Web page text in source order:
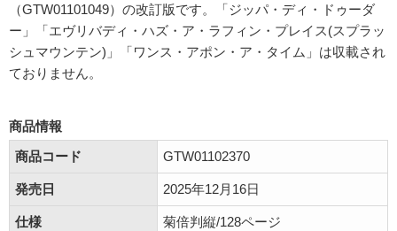
（GTW01101049）の改訂版です。「ジッパ・ディ・ドゥーダ
ー」「エヴリバディ・ハズ・ア・ラフィン・プレイス(スプラッ
シュマウンテン)」「ワンス・アポン・ア・タイム」は収載され
ておりません。
商品情報
商品コード
GTW01102370
発売日 2025年12月16日
仕様 菊倍判縦/128ページ